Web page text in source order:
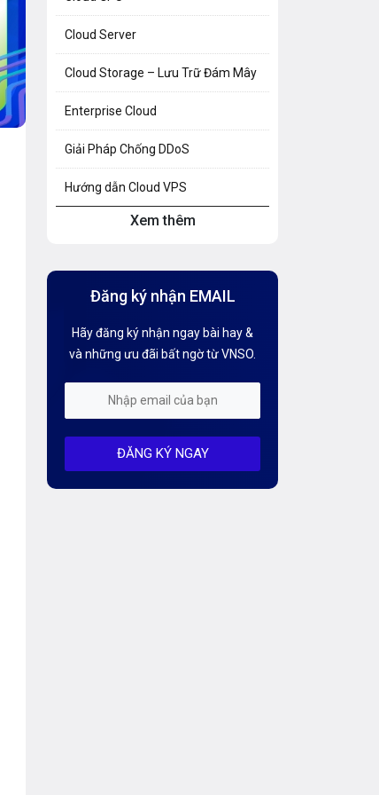
Cloud Server
Cloud Storage – Lưu Trữ Đám Mây
Enterprise Cloud
Giải Pháp Chống DDoS
Hướng dẫn Cloud VPS
Hướng dẫn Hosting
Hướng dẫn Tên miền
Kiến thức AI
Mỗi tuần 01 Server
Server Dedicated (Máy chủ riêng)
Xem thêm
Đăng ký nhận EMAIL
Hãy đăng ký nhận ngay bài hay &
và những ưu đãi bất ngờ từ VNSO.
ĐĂNG KÝ NGAY